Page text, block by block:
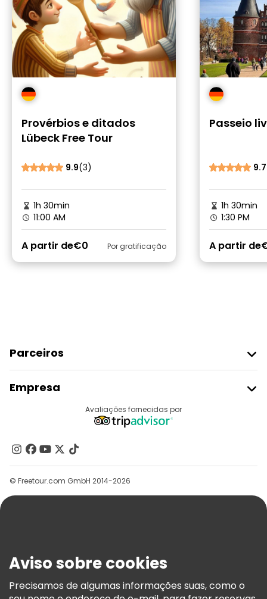
Provérbios e ditados
Lübeck Free Tour
9.9(3)
1h 30min
11:00 AM
A partir de€0 Por gratificação
Passeio
9.7
1h 30min
1:30 PM
A partir de
Parceiros
Registo Do Fornecedor
Programa De Afiliados
Empresa
Contacte-Nos
Grupos
Ajuda
Termos E Informações Legais
Política De Cookies
Avaliações fornecidas por
© Freetour.com GmbH 2014-2026
Aviso sobre cookies
Precisamos de algumas informações suas, como o